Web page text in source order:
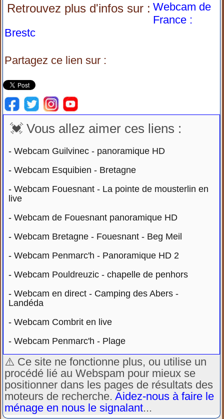
Retrouvez plus d'infos sur : Webcam de
France :
Brestc
Partagez ce lien sur :
💓 Vous allez aimer ces liens :
-Webcam Guilvinec - panoramique HD
-Webcam Esquibien - Bretagne
-Webcam Fouesnant - La pointe de mousterlin en
live
-Webcam de Fouesnant panoramique HD
-Webcam Bretagne - Fouesnant - Beg Meil
-Webcam Penmarc'h - Panoramique HD 2
-Webcam Pouldreuzic - chapelle de penhors
-Webcam en direct - Camping des Abers -
Landéda
-Webcam Combrit en live
-Webcam Penmarc'h - Plage
⚠️ Ce site ne fonctionne plus, ou utilise un
procédé lié au Webspam pour mieux se
positionner dans les pages de résultats des
moteurs de recherche.Aidez-nous à faire le
ménage en nous le signalant...